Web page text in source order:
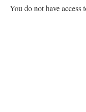
You do not have access